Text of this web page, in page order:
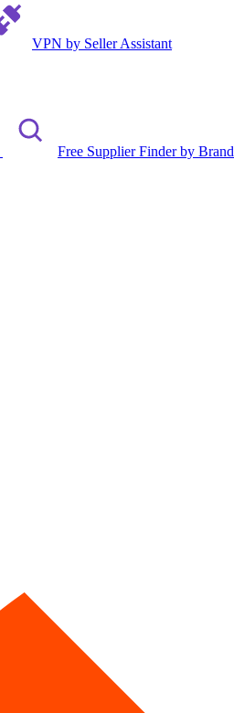
VPN by Seller Assistant
Free Supplier Finder by Brand